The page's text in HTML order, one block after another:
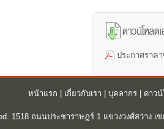
ประกาศราค
หน้าแรก เกี่ยวกับเรา บุคลากร| ดาว
1518 ถนนประชาราษฎร์ 1 แขวงวงศ์สว่าง